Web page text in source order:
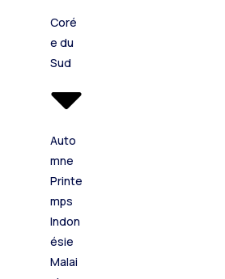
Coré
e du
Sud
Auto
mne
Printe
mps
Indon
ésie
Malai